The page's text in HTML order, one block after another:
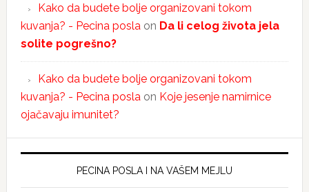
Kako da budete bolje organizovani tokom
kuvanja? - Pecina poslaon Da li celog života jela
solite pogrešno?
Kako da budete bolje organizovani tokom
kuvanja? - Pecina poslaon Koje jesenje namirnice
ojačavaju imunitet?
PECINA POSLA I NA VAŠEM MEJLU